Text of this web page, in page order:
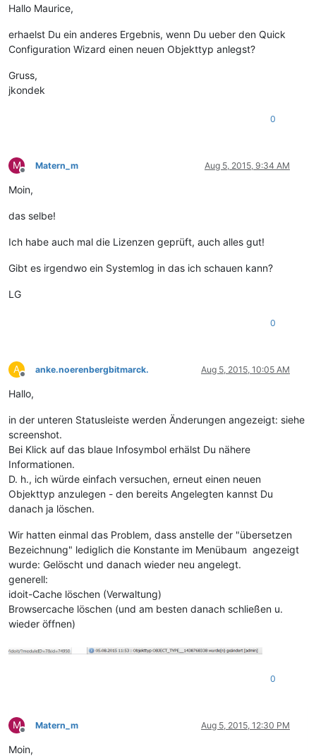
Hallo Maurice,
erhaelst Du ein anderes Ergebnis, wenn Du ueber den Quick
Configuration Wizard einen neuen Objekttyp anlegst?
Gruss,
jkondek
0
M
Offline
Matern_m Aug 5, 2015, 9:34 AM
Moin,
das selbe!
Ich habe auch mal die Lizenzen geprüft, auch alles gut!
Gibt es irgendwo ein Systemlog in das ich schauen kann?
LG
0
A
Offline
anke.noerenbergbitmarck. Aug 5, 2015, 10:05 AM
Hallo,
in der unteren Statusleiste werden Änderungen angezeigt: siehe
screenshot.
Bei Klick auf das blaue Infosymbol erhälst Du nähere
Informationen.
D. h., ich würde einfach versuchen, erneut einen neuen
Objekttyp anzulegen - den bereits Angelegten kannst Du
danach ja löschen.
Wir hatten einmal das Problem, dass anstelle der "übersetzen
Bezeichnung" lediglich die Konstante im Menübaum angezeigt
wurde: Gelöscht und danach wieder neu angelegt.
generell:
idoit-Cache löschen (Verwaltung)
Browsercache löschen (und am besten danach schließen u.
wieder öffnen)
0
M
Offline
Matern_m Aug 5, 2015, 12:30 PM
Moin,